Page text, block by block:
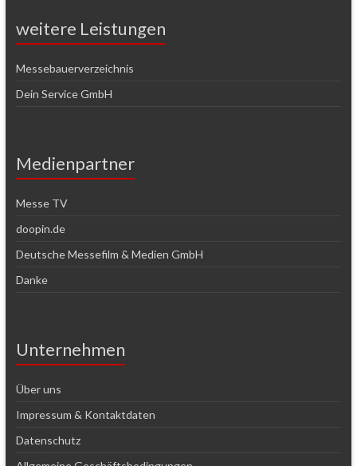
weitere Leistungen
Messebauerverzeichnis
Dein Service GmbH
Medienpartner
Messe TV
doopin.de
Deutsche Messefilm & Medien GmbH
Danke
Unternehmen
Über uns
Impressum & Kontaktdaten
Datenschutz